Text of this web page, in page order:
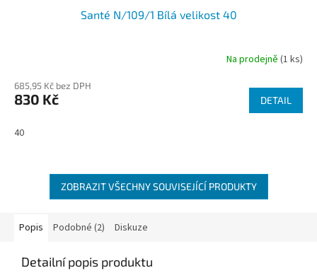
Santé N/109/1 Bílá velikost 40
Na prodejně (1 ks)
685,95 Kč bez DPH
830 Kč DETAIL
40
ZOBRAZIT VŠECHNY SOUVISEJÍCÍ PRODUKTY
Popis Podobné (2) Diskuze
Detailní popis produktu